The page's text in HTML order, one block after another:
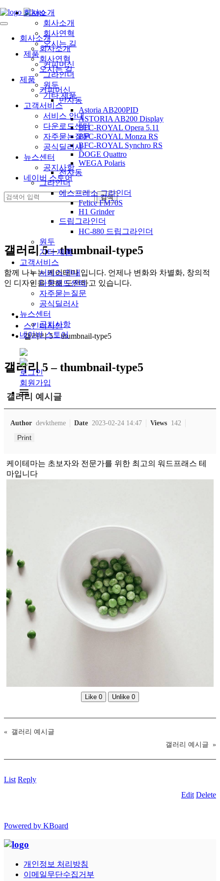
회사소개
회사소개
회사연혁
오시는 길
제품
커피머신
반자동
Astoria AB200PID
ASTORIA AB200 Display
BFC-ROYAL Opera 5.11
BFC-ROYAL Monza RS
BFC-ROYAL Synchro RS
DOGE Quattro
WEGA Polaris
전자동
그라인더
에스프레소 그라인더
Felice FM70S
H1 Grinder
드립그라인더
HC-880 드립그라인더
원두
기타 제품
고객서비스
서비스 안내
다운로드센터
자주묻는질문
공식딜러사
뉴스센터
공지사항
네이버 스토어
로그인
회원가입
회사소개
회사소개
회사연혁
오시는 길
제품
커피머신
그라인더
원두
기타 제품
고객서비스
서비스 안내
다운로드센터
자주묻는질문
공식딜러사
뉴스센터
공지사항
네이버 스토어
갤러리 5 – thumbnail-type5
함께 나누는 케이테마 입니다. 언제나 변화와 차별화, 창의적
인 디자인을 향해 도전하고 있습니다.
스킨디자인
갤러리 5 – thumbnail-type5
갤러리 5 – thumbnail-type5
갤러리 예시글
Author devktheme Date 2023-02-24 14:47 Views 142
Print
케이테마는 초보자와 전문가를 위한 최고의 워드프래스 테
마입니다
Like 0 Unlike 0
« 갤러리 예시글
갤러리 예시글 »
List Reply
Edit Delete
Powered by KBoard
개인정보 처리방침
이메일무단수집거부